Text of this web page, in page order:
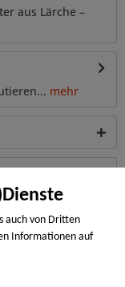
auch von Dritten
Informationen auf
abgerufen
aus Lärche –
mehr